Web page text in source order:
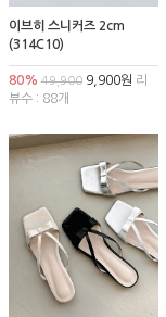
이브히 스니커즈 2cm
(314C10)
80% 49,9009,900원 리
뷰수 : 88개